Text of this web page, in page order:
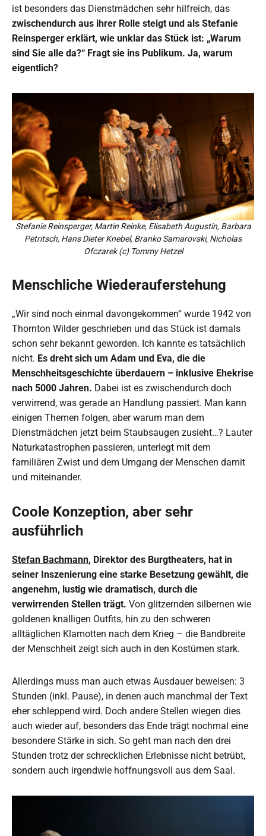
ist besonders das Dienstmädchen sehr hilfreich, das
zwischendurch aus ihrer Rolle steigt und als Stefanie
Reinsperger erklärt, wie unklar das Stück ist: „Warum
sind Sie alle da?“ Fragt sie ins Publikum. Ja, warum
eigentlich?
Stefanie Reinsperger, Martin Reinke, Elisabeth Augustin, Barbara
Petritsch, Hans Dieter Knebel, Branko Samarovski, Nicholas
Ofczarek (c) Tommy Hetzel
Menschliche Wiederauferstehung
„Wir sind noch einmal davongekommen“ wurde 1942 von
Thornton Wilder geschrieben und das Stück ist damals
schon sehr bekannt geworden. Ich kannte es tatsächlich
nicht. Es dreht sich um Adam und Eva, die die
Menschheitsgeschichte überdauern – inklusive Ehekrise
nach 5000 Jahren. Dabei ist es zwischendurch doch
verwirrend, was gerade an Handlung passiert. Man kann
einigen Themen folgen, aber warum man dem
Dienstmädchen jetzt beim Staubsaugen zusieht…? Lauter
Naturkatastrophen passieren, unterlegt mit dem
familiären Zwist und dem Umgang der Menschen damit
und miteinander.
Coole Konzeption, aber sehr
ausführlich
Stefan Bachmann, Direktor des Burgtheaters, hat in
seiner Inszenierung eine starke Besetzung gewählt, die
angenehm, lustig wie dramatisch, durch die
verwirrenden Stellen trägt. Von glitzernden silbernen wie
goldenen knalligen Outfits, hin zu den schweren
alltäglichen Klamotten nach dem Krieg – die Bandbreite
der Menschheit zeigt sich auch in den Kostümen stark.
Allerdings muss man auch etwas Ausdauer beweisen: 3
Stunden (inkl. Pause), in denen auch manchmal der Text
eher schleppend wird. Doch andere Stellen wiegen dies
auch wieder auf, besonders das Ende trägt nochmal eine
besondere Stärke in sich. So geht man nach den drei
Stunden trotz der schrecklichen Erlebnisse nicht betrübt,
sondern auch irgendwie hoffnungsvoll aus dem Saal.